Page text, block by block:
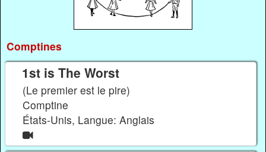
Comptines
1st is The Worst
(Le premier est le pire)
Comptine
États-Unis, Langue: Anglais